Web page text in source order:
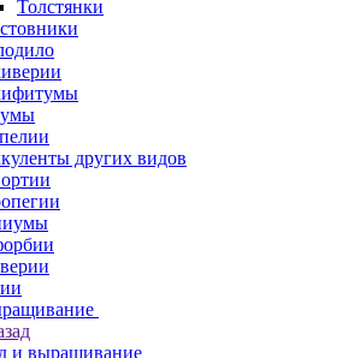
Толстянки
других видов
и выращивание